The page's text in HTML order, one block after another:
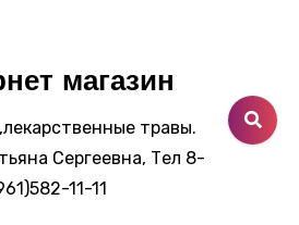
магазин
травы.
Сергеевна, Тел 8-
11-11